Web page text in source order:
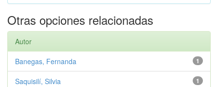
Otras opciones relacionadas
Autor
1
Banegas, Fernanda
1
Saquisilí, Silvia